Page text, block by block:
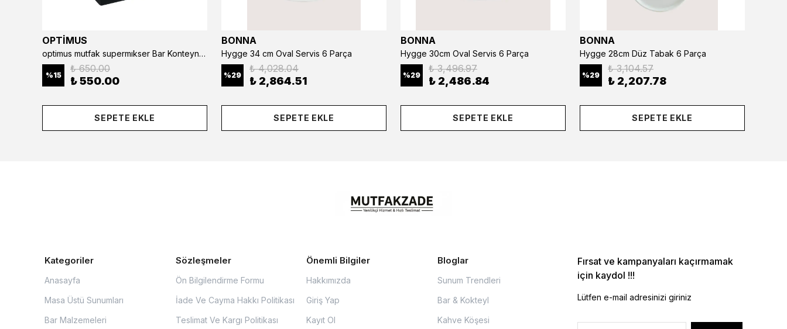
OPTİMUS
optimus mutfak supermıkser Bar Konteyner 6'lı 50×16×9 cm Kapaklı Polikarbon Organizer Bar & Kafe
%15
₺ 650.00
₺ 550.00
SEPETE EKLE
BONNA
Hygge 34 cm Oval Servis 6 Parça
%29
₺ 4,028.04
₺ 2,864.51
SEPETE EKLE
BONNA
Hygge 30cm Oval Servis 6 Parça
%29
₺ 3,496.97
₺ 2,486.84
SEPETE EKLE
BONNA
Hygge 28cm Düz Tabak 6 Parça
%29
₺ 3,104.57
₺ 2,207.78
SEPETE EKLE
Kategoriler
Anasayfa
Masa Üstü Sunumları
Bar Malzemeleri
Sözleşmeler
Ön Bilgilendirme Formu
İade Ve Cayma Hakkı Politikası
Teslimat Ve Kargı Politikası
Önemli Bilgiler
Hakkımızda
Giriş Yap
Kayıt Ol
Bloglar
Sunum Trendleri
Bar & Kokteyl
Kahve Köşesi
Fırsat ve kampanyaları kaçırmamak
için kaydol !!!
Lütfen e-mail adresinizi giriniz